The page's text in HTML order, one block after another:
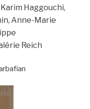
Haggouchi,
Anne-Marie
Reich